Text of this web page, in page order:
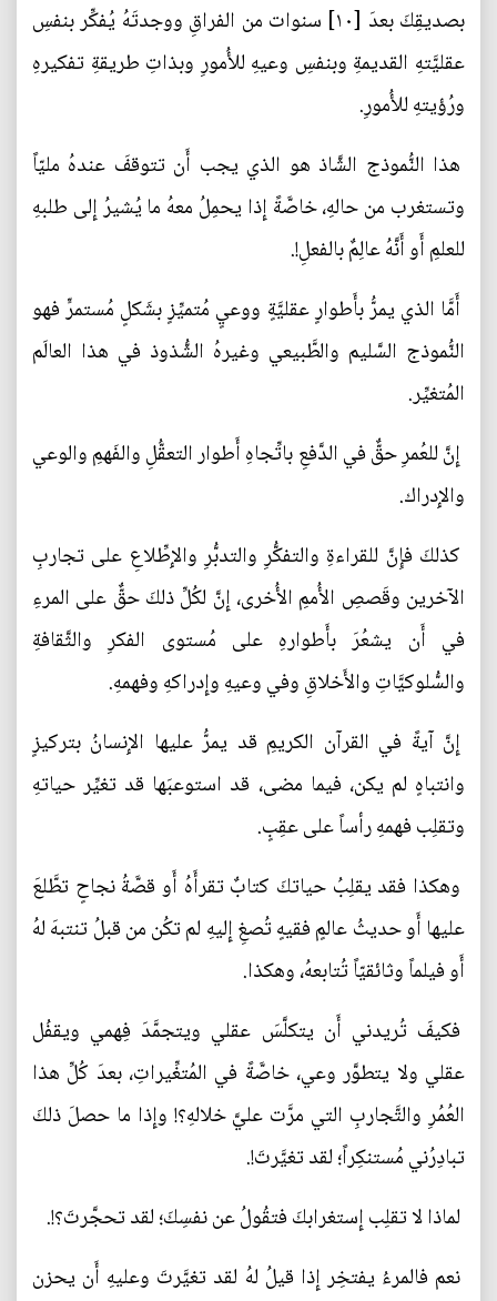
بصديقِكَ بعدَ [١٠] سنوات من الفراقِ ووجدتَهُ يُفكِّر بنفسِ
عقليَّتهِ القديمةِ وبنفسِ وعيهِ للأُمورِ وبذاتِ طريقةِ تفكيرهِ
ورُؤيتهِ للأُمورِ.
هذا النُّموذج الشَّاذ هو الذي يجب أَن تتوقفَ عندهُ مليّاً
وتستغرب من حالهِ، خاصَّةً إِذا يحمِلُ معهُ ما يُشيرُ إِلى طلبهِ
للعلمِ أَو أَنَّهُ عالِمٌ بالفعلِ!.
أَمَّا الذي يمرُّ بأَطوارٍ عقليَّةٍ ووعيٍ مُتميِّزٍ بشَكلٍ مُستمرٍّ فهو
النُّموذج السَّليم والطَّبيعي وغيرهُ الشُّذوذ في هذا العالَم
المُتغيِّر.
إِنَّ للعُمرِ حقٌّ في الدَّفعِ باتِّجاهِ أَطوار التعقُّلِ والفَهمِ والوعي
والإِدراك.
كذلكَ فإِنَّ للقراءةِ والتفكُّرِ والتدبُّرِ والإِطِّلاعِ على تجاربِ
الآخرين وقَصصِ الأُممِ الأُخرى، إِنَّ لكُلِّ ذلكَ حقٌّ على المرءِ
في أَن يشعُرَ بأَطوارهِ على مُستوى الفكرِ والثَّقافةِ
والسُّلوكيَّاتِ والأَخلاقِ وفي وعيهِ وإِدراكهِ وفهمهِ.
إِنَّ آيةً في القرآن الكريمِ قد يمرُّ عليها الإِنسانُ بتركيزٍ
وانتباهٍ لم يكن، فيما مضى، قد استوعبَها قد تغيِّر حياتهِ
وتقلِب فهمهِ رأساً على عقِبٍ.
وهكذا فقد يقلِبُ حياتكَ كتابٌ تقرأَهُ أَو قصَّةُ نجاحٍ تطَّلعَ
عليها أَو حديثُ عالمٍ فقيهٍ تُصغِ إِليهِ لم تكُن من قبلُ تنتبهَ لهُ
أَو فيلماً وثائقيّاً تُتابعهُ، وهكذا.
فكيفَ تُريدني أَن يتكلَّسَ عقلي ويتجمَّدَ فِهمي ويقفُل
عقلي ولا يتطوَّر وعي، خاصَّةً في المُتغِّيراتِ، بعدَ كُلِّ هذا
العُمُرِ والتَّجاربِ التي مرَّت عليَّ خلالهِ؟! وإِذا ما حصلَ ذلكَ
تبادِرُني مُستنكِراً؛ لقد تغيَّرتَ!.
لماذا لا تقلِب إِستغرابكَ فتقُولُ عن نفسِكَ؛ لقد تحجَّرتَ؟!.
نعم فالمرءُ يفتخِر إِذا قيلُ لهُ لقد تغيَّرتَ وعليهِ أَن يحزن